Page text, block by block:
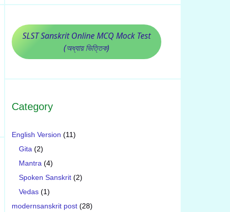
SLST Sanskrit Online MCQ Mock Test
(অধ্যায় ভিত্তিক)
Category
English Version (11)
Gita (2)
Mantra (4)
Spoken Sanskrit (2)
Vedas (1)
modernsanskrit post (28)